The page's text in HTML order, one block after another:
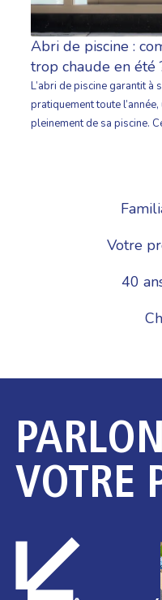
Abri de piscine :
trop chaude en été
L’abri de piscine garantit à
pratiquement toute
pleinement de sa piscine.
Votre
40
VOTRE